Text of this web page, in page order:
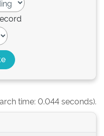
time: 0.044 seconds).